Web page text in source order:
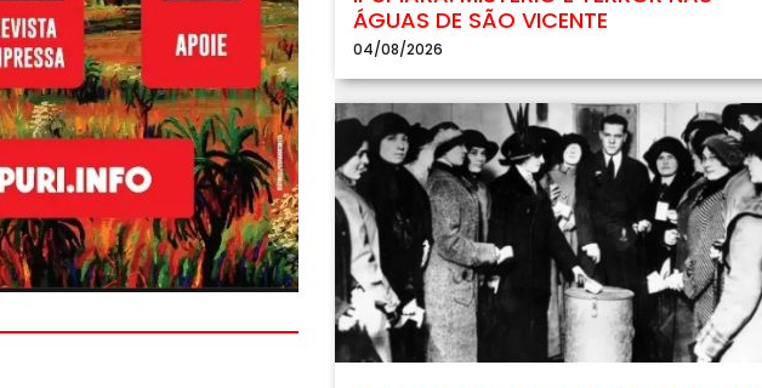
ÁGUAS DE SÃO VICENTE
04/08/2026